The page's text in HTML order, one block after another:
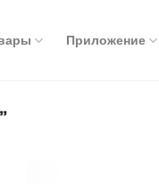
Приложение